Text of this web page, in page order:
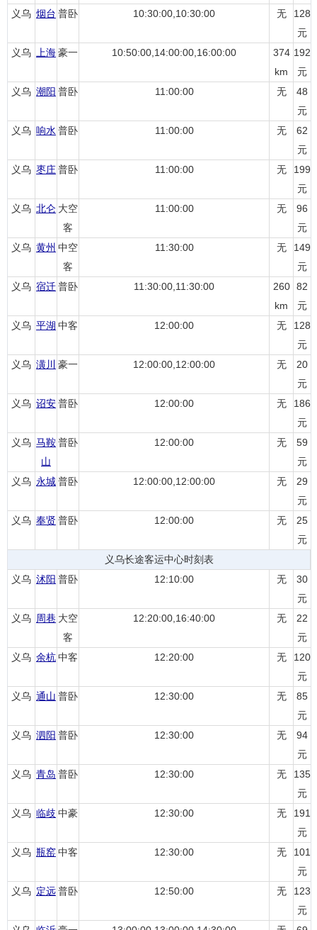
义乌 烟台 普卧 10:30:00,10:30:00 无
128
元
义乌
上海豪一 10:50:00,14:00:00,16:00:00
374
km
192
元
义乌 潮阳 普卧 11:00:00 无
48
元
义乌 响水 普卧 11:00:00 无
62
元
义乌 枣庄普卧 11:00:00 无
199
元
义乌 北仑 大空
客
11:00:00 无
96
元
义乌 黄州 中空
客
11:30:00 无
149
元
义乌 宿迁普卧 11:30:00,11:30:00
260
km
82
元
义乌 平湖 中客 12:00:00 无
128
元
义乌 潢川 豪一 12:00:00,12:00:00 无
20
元
义乌 诏安普卧 12:00:00 无
186
元
义乌 马鞍
山
普卧 12:00:00 无
59
元
义乌 永城普卧 12:00:00,12:00:00 无
29
元
义乌 奉贤 普卧 12:00:00 无
25
元
义乌长途客运中心时刻表
义乌 沭阳 普卧 12:10:00 无
30
元
义乌 周巷 大空
客
12:20:00,16:40:00 无
22
元
义乌 余杭中客 12:20:00 无
120
元
义乌 通山 普卧 12:30:00 无
85
元
义乌 泗阳 普卧 12:30:00 无
94
元
义乌 青岛 普卧 12:30:00 无
135
元
义乌 临歧 中豪 12:30:00 无
191
元
义乌 瓶窑中客 12:30:00 无
101
元
义乌 定远普卧 12:50:00 无
123
元